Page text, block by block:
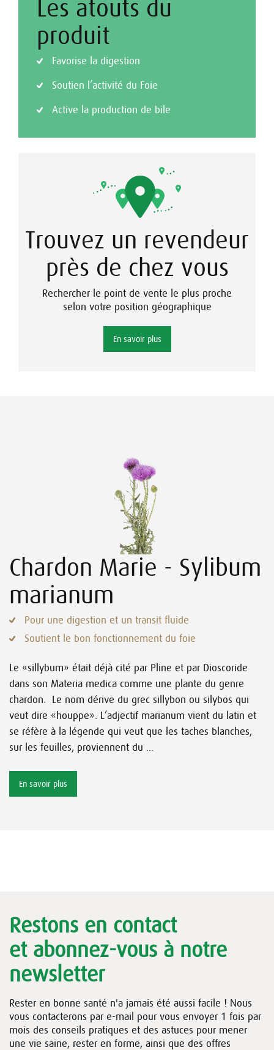
Les atouts du
produit
Favorise la digestion
Soutien l’activité du Foie
Active la production de bile
Trouvez un revendeur
près de chez vous
Rechercher le point de vente le plus proche
selon votre position géographique
En savoir plus
Chardon Marie - Sylibum
marianum
Pour une digestion et un transit fluide
Soutient le bon fonctionnement du foie
Le «sillybum» était déjà cité par Pline et par Dioscoride
dans son Materia medica comme une plante du genre
chardon. Le nom dérive du grec sillybon ou silybos qui
veut dire «houppe». L’adjectif marianum vient du latin et
se réfère à la légende qui veut que les taches blanches,
sur les feuilles, proviennent du ...
En savoir plus
Restons en contact
et abonnez-vous à notre
newsletter
Rester en bonne santé n'a jamais été aussi facile ! Nous
vous contacterons par e-mail pour vous envoyer 1 fois par
mois des conseils pratiques et des astuces pour mener
une vie saine, rester en forme, ainsi que des offres